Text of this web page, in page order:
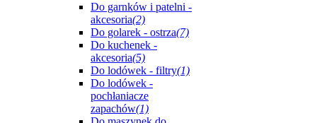
Do garnków i patelni -
akcesoria(2)
Do golarek - ostrza(7)
Do kuchenek -
akcesoria(5)
Do lodówek - filtry(1)
Do lodówek -
pochłaniacze
zapachów(1)